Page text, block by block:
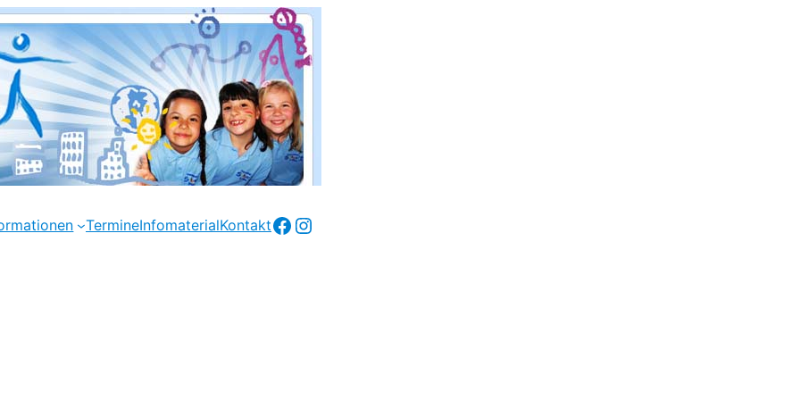
TermineInfomaterialKontaktFacebook
Instagram